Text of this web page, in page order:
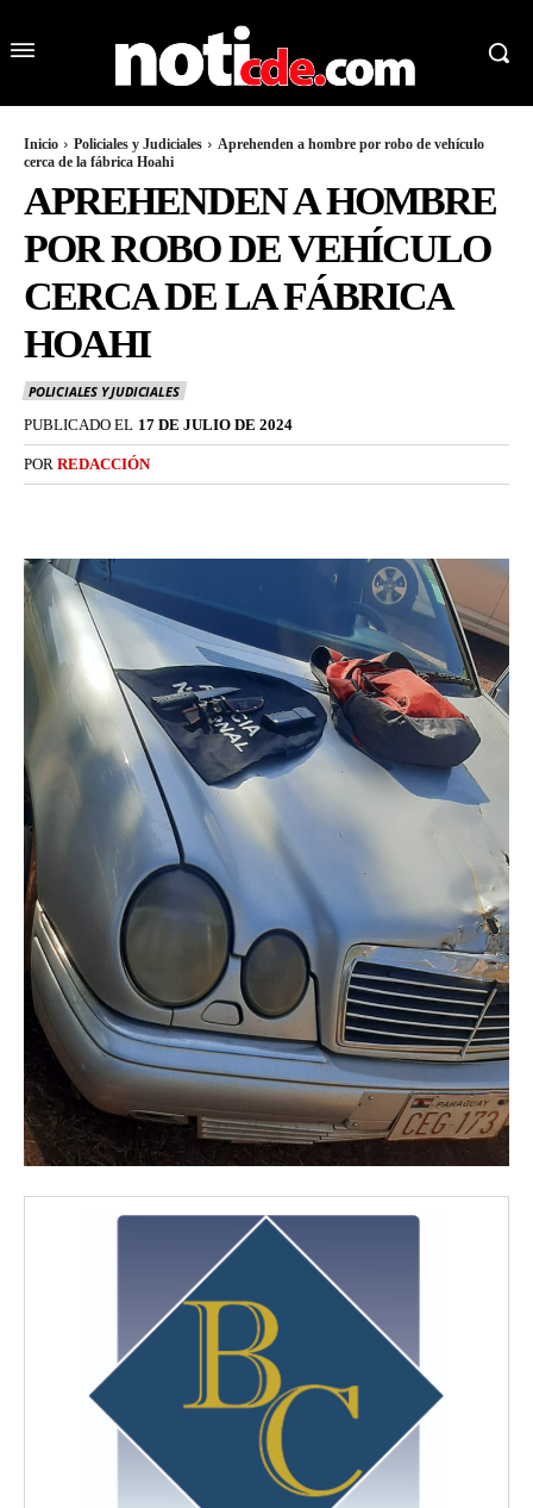
Inicio Policiales y Judiciales
Aprehenden a hombre por robo de vehículo
cerca de la fábrica Hoahi
APREHENDEN A HOMBRE
POR ROBO DE VEHÍCULO
CERCA DE LA FÁBRICA
HOAHI
POLICIALES Y JUDICIALES
PUBLICADO EL 17 DE JULIO DE 2024
POR REDACCIÓN